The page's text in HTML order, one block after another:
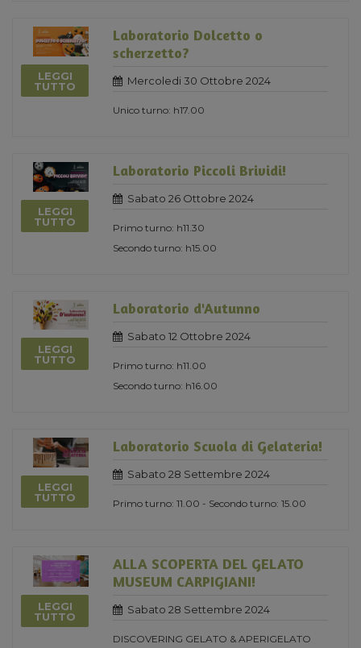
LEGGI
TUTTO
Laboratorio Dolcetto o
scherzetto?
Mercoledi 30 Ottobre 2024
Unico turno: h17.00
LEGGI
TUTTO
Laboratorio Piccoli Brividi!
Sabato 26 Ottobre 2024
Primo turno: h11.30
Secondo turno: h15.00
LEGGI
TUTTO
Laboratorio d'Autunno
Sabato 12 Ottobre 2024
Primo turno: h11.00
Secondo turno: h16.00
LEGGI
TUTTO
Laboratorio Scuola di Gelateria!
Sabato 28 Settembre 2024
Primo turno: 11.00 - Secondo turno: 15.00
LEGGI
TUTTO
ALLA SCOPERTA DEL GELATO
MUSEUM CARPIGIANI!
Sabato 28 Settembre 2024
DISCOVERING GELATO & APERIGELATO